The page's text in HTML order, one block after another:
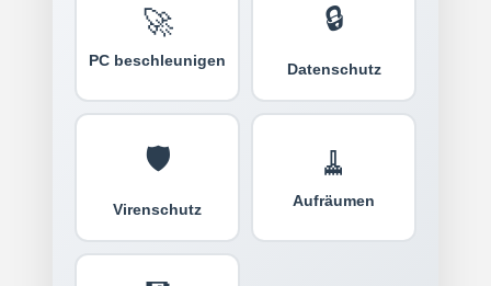
🚀
PC beschleunigen
🔒
Datenschutz
🛡️
Virenschutz
🧹
Aufräumen